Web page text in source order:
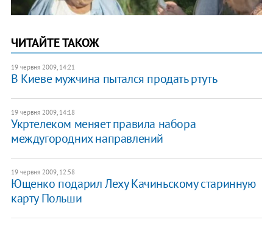
ЧИТАЙТЕ ТАКОЖ
19 червня 2009, 14:21
В Киеве мужчина пытался продать ртуть
19 червня 2009, 14:18
Укртелеком меняет правила набора
междугородних направлений
19 червня 2009, 12:58
Ющенко подарил Леху Качиньскому старинную
карту Польши